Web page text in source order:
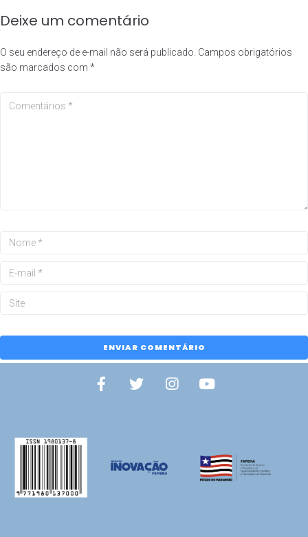
Deixe um comentário
O seu endereço de e-mail não será publicado. Campos obrigatórios
são marcados com *